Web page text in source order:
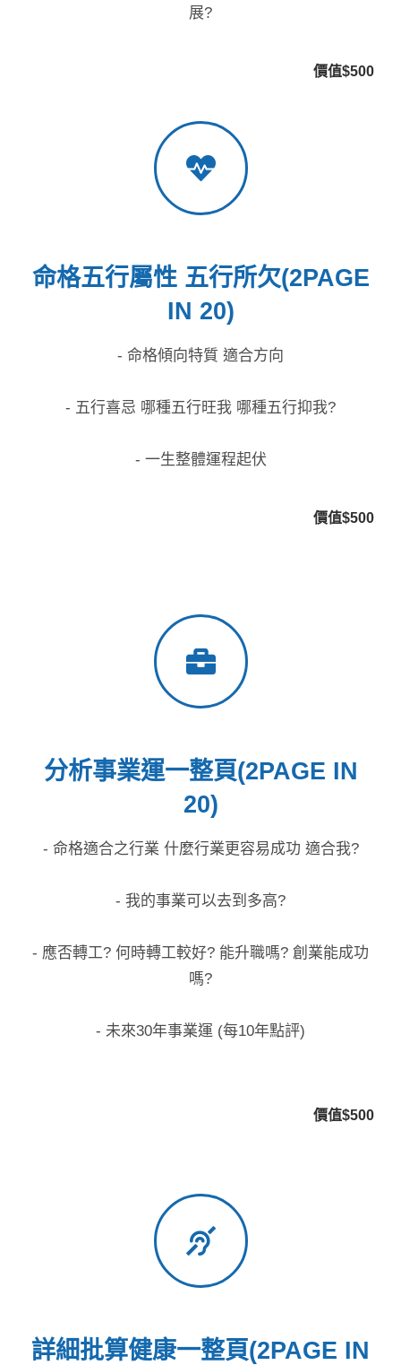
展?
價值$500
命格五行屬性 五行所欠(2PAGE
IN 20)
- 命格傾向特質 適合方向
- 五行喜忌 哪種五行旺我 哪種五行抑我?
- 一生整體運程起伏
價值$500
分析事業運一整頁(2PAGE IN
20)
- 命格適合之行業 什麼行業更容易成功 適合我?
- 我的事業可以去到多高?
- 應否轉工? 何時轉工較好? 能升職嗎? 創業能成功
嗎?
- 未來30年事業運 (每10年點評)
價值$500
詳細批算健康一整頁(2PAGE IN